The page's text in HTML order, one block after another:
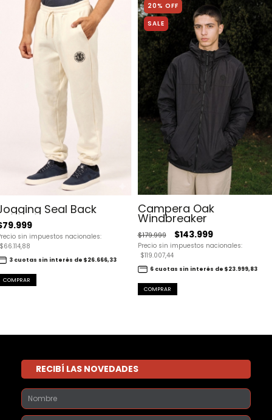
Seal Back
sin impuestos nacionales:
$66.114,88
3 cuotas sin interés de $26.666,33
COMPRAR
20% OFF
SALE
Campera Oak
Windbreaker
$179.999 $143.999
Precio sin impuestos nacionales:
$119.007,44
6 cuotas sin interés de $23.999,83
COMPRAR
RECIBÍ LAS NOVEDADES